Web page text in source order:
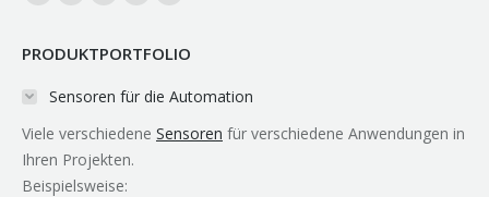
opens
window
opens
window
opens
window
page
opens
new
opens
in
window
PRODUKTPORTFOLIO
Sensoren für die Automation
Viele verschiedene Sensoren für verschiedene Anwendungen in
Ihren Projekten.
Beispielsweise: